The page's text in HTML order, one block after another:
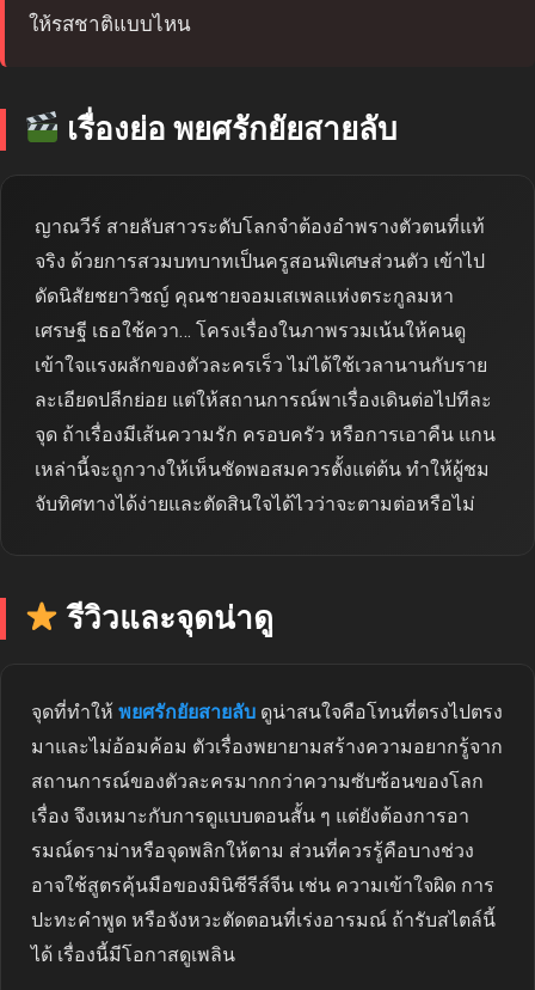
ให้รสชาติแบบไหน
เรื่องย่อ พยศรักยัยสายลับ
ญาณวีร์ สายลับสาวระดับโลกจำต้องอำพรางตัวตนที่แท้
จริง ด้วยการสวมบทบาทเป็นครูสอนพิเศษส่วนตัว เข้าไป
ดัดนิสัยชยาวิชญ์ คุณชายจอมเสเพลแห่งตระกูลมหา
เศรษฐี เธอใช้ควา… โครงเรื่องในภาพรวมเน้นให้คนดู
เข้าใจแรงผลักของตัวละครเร็ว ไม่ได้ใช้เวลานานกับราย
ละเอียดปลีกย่อย แต่ให้สถานการณ์พาเรื่องเดินต่อไปทีละ
จุด ถ้าเรื่องมีเส้นความรัก ครอบครัว หรือการเอาคืน แกน
เหล่านี้จะถูกวางให้เห็นชัดพอสมควรตั้งแต่ต้น ทำให้ผู้ชม
จับทิศทางได้ง่ายและตัดสินใจได้ไวว่าจะตามต่อหรือไม่
รีวิวและจุดน่าดู
จุดที่ทำให้ พยศรักยัยสายลับ ดูน่าสนใจคือโทนที่ตรงไปตรง
มาและไม่อ้อมค้อม ตัวเรื่องพยายามสร้างความอยากรู้จาก
สถานการณ์ของตัวละครมากกว่าความซับซ้อนของโลก
เรื่อง จึงเหมาะกับการดูแบบตอนสั้น ๆ แต่ยังต้องการอา
รมณ์ดราม่าหรือจุดพลิกให้ตาม ส่วนที่ควรรู้คือบางช่วง
อาจใช้สูตรคุ้นมือของมินิซีรีส์จีน เช่น ความเข้าใจผิด การ
ปะทะคำพูด หรือจังหวะตัดตอนที่เร่งอารมณ์ ถ้ารับสไตล์นี้
ได้ เรื่องนี้มีโอกาสดูเพลิน